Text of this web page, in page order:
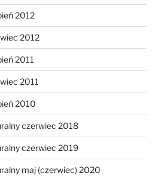
2012
2012
2011
2011
2010
czerwiec 2018
czerwiec 2019
maj (czerwiec) 2020